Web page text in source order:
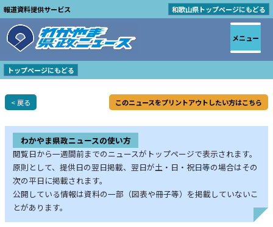
報道資料提供サービス 和歌山県トップページにもどる
トップページにもどる
< 戻る このニュースをプリントアウトしたい方はこちら
わかやま県政ニュースの使い方
閲覧日から一週間前までのニュースがトップページで表示されます。
原則として、提供日の翌日掲載、翌日が土・日・祝日等の場合はその
次の平日に掲載されます。
公開している情報は資料の一部（図表や冊子等）を掲載していないこ
とがあります。
メニュー